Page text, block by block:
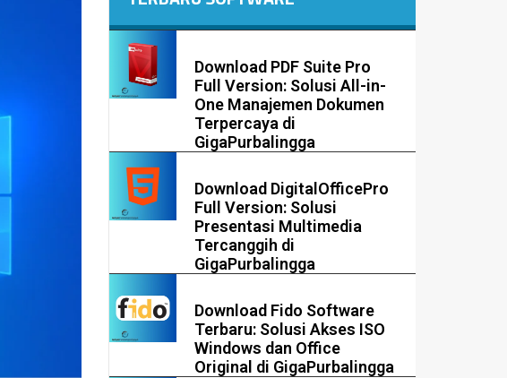
Download PDF Suite Pro
Full Version: Solusi All-in-
One Manajemen Dokumen
Terpercaya di
GigaPurbalingga
Download DigitalOfficePro
Full Version: Solusi
Presentasi Multimedia
Tercanggih di
GigaPurbalingga
Download Fido Software
Terbaru: Solusi Akses ISO
Windows dan Office
Original di GigaPurbalingga